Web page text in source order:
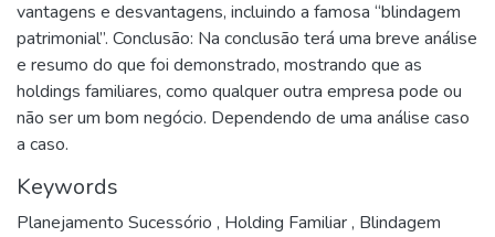
vantagens e desvantagens, incluindo a famosa “blindagem
patrimonial”. Conclusão: Na conclusão terá uma breve análise
e resumo do que foi demonstrado, mostrando que as
holdings familiares, como qualquer outra empresa pode ou
não ser um bom negócio. Dependendo de uma análise caso
a caso.
Keywords
Planejamento Sucessório , Holding Familiar, Blindagem